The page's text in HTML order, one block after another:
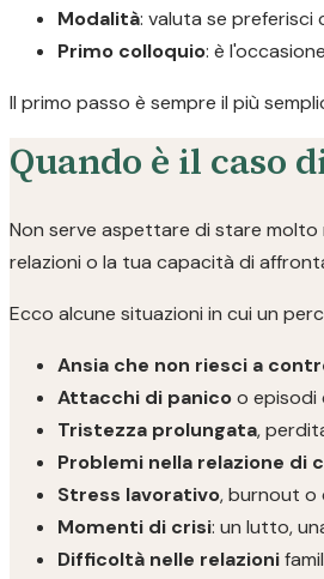
Modalità: valuta se preferisci
Primo colloquio: è
Il primo passo è sempre il più
Quando è il caso
Non serve aspettare di stare molto
relazioni o la tua capacità di
Ecco alcune situazioni in cui un
Ansia che non riesci a
Attacchi di panicoo episodi
Tristezza prolungata,
Problemi nella relazione di
Stress lavorativo, burnout o
Momenti di crisi: un lutto,
Difficoltà nelle relazioni